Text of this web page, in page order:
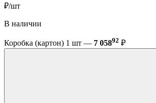
₽/шт
В наличии
Коробка (картон) 1 шт — 7 05892 ₽